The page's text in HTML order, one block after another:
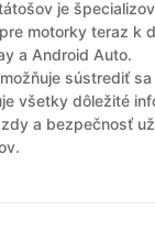
je
motorky teraz k
a Android Auto.
sústrediť sa
všetky dôležité
a bezpečnosť